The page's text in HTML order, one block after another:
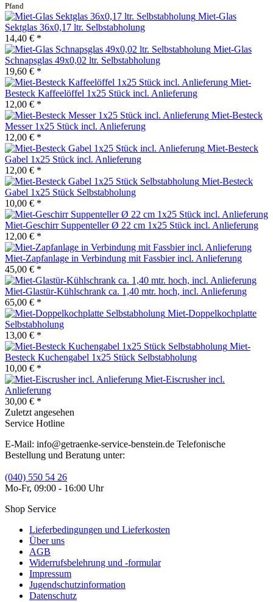
Pfand
Miet-Glas
Sektglas 36x0,17 ltr. Selbstabholung
14,40 € *
Miet-Glas
Schnapsglas 49x0,02 ltr. Selbstabholung
19,60 € *
Miet-
Besteck Kaffeelöffel 1x25 Stück incl. Anlieferung
12,00 € *
Miet-Besteck
Messer 1x25 Stück incl. Anlieferung
12,00 € *
Miet-Besteck
Gabel 1x25 Stück incl. Anlieferung
12,00 € *
Miet-Besteck
Gabel 1x25 Stück Selbstabholung
10,00 € *
Miet-Geschirr Suppenteller Ø 22 cm 1x25 Stück incl. Anlieferung
12,00 € *
Miet-Zapfanlage in Verbindung mit Fassbier incl. Anlieferung
45,00 € *
Miet-Glastür-Kühlschrank ca. 1,40 mtr. hoch, incl. Anlieferung
65,00 € *
Miet-Doppelkochplatte
Selbstabholung
13,00 € *
Miet-
Besteck Kuchengabel 1x25 Stück Selbstabholung
10,00 € *
Miet-Eiscrusher incl.
Anlieferung
30,00 € *
Zuletzt angesehen
Service Hotline
E-Mail: info@getraenke-service-benstein.de Telefonische
Bestellung und Beratung unter:
(040) 550 54 26
Mo-Fr, 09:00 - 16:00 Uhr
Shop Service
Lieferbedingungen und Lieferkosten
Über uns
AGB
Widerrufsbelehrung und -formular
Impressum
Jugendschutzinformation
Datenschutz